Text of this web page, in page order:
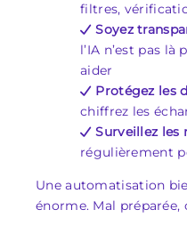
filtres,
Soyez
l’IA n’est pas
aider
Protégez les
chiffrez les
Surveillez les
régulièrement
Une automatisation
énorme. Mal préparée,